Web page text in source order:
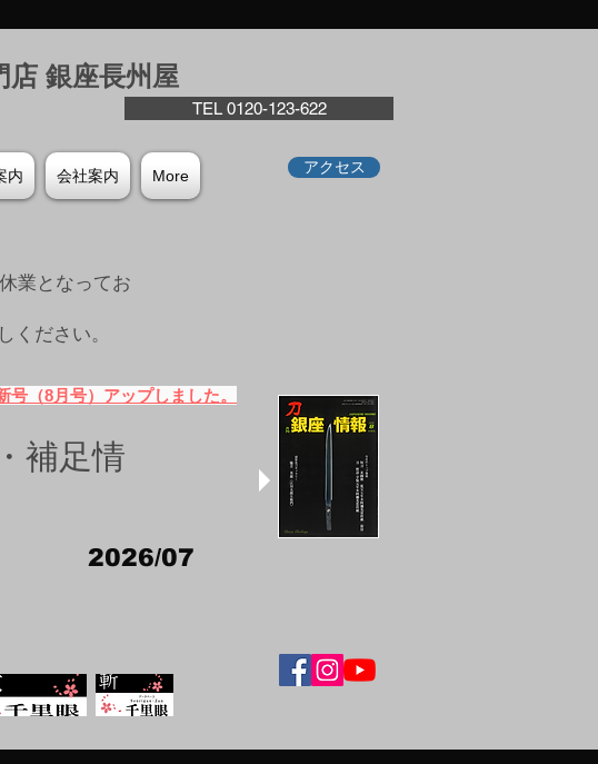
店 銀座⻑州屋
TEL 0120-123-622
内 会社案内 More アクセス
業となってお
ください。
号（8月号）アップしました。
補足情
2026/07